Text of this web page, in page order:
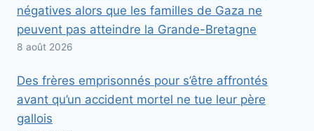
négatives alors que les familles de Gaza ne
peuvent pas atteindre la Grande-Bretagne
8 août 2026
Des frères emprisonnés pour s’être affrontés
avant qu’un accident mortel ne tue leur père
gallois